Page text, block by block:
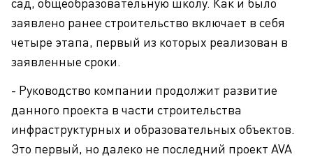
заявлено ранее строительство включает в себя
четыре этапа, первый из которых реализован в
заявленные сроки.
- Руководство компании продолжит развитие
данного проекта в части строительства
инфраструктурных и образовательных объектов.
Это первый, но далеко не последний проект AVA